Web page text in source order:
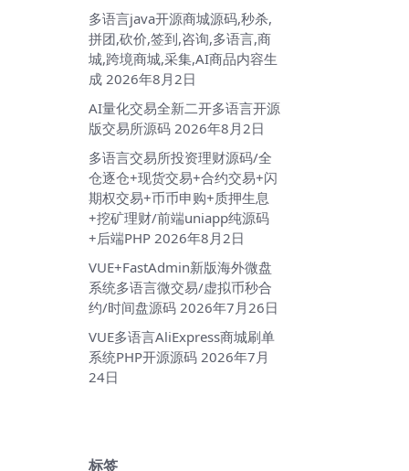
多语言java开源商城源码,秒杀,
拼团,砍价,签到,咨询,多语言,商
城,跨境商城,采集,AI商品内容生
成 2026年8月2日
AI量化交易全新二开多语言开源
版交易所源码 2026年8月2日
多语言交易所投资理财源码/全
仓逐仓+现货交易+合约交易+闪
期权交易+币币申购+质押生息
+挖矿理财/前端uniapp纯源码
+后端PHP 2026年8月2日
VUE+FastAdmin新版海外微盘
系统多语言微交易/虚拟币秒合
约/时间盘源码 2026年7月26日
VUE多语言AliExpress商城刷单
系统PHP开源源码 2026年7月
24日
标签